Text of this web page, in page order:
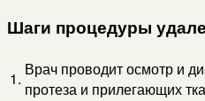
Шаги процедуры
1. Врач проводит осмотр и
протеза и прилегающих